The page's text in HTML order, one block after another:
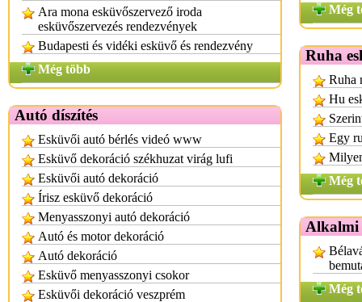
Ara mona esküvőszervező iroda
esküvőszervezés rendezvények
Budapesti és vidéki esküvő és rendezvény
Még több
Autó díszítés
Esküvői autó bérlés videó www
Esküvő dekoráció székhuzat virág lufi
Esküvői autó dekoráció
Írisz esküvő dekoráció
Menyasszonyi autó dekoráció
Autó és motor dekoráció
Autó dekoráció
Esküvő menyasszonyi csokor
Esküvői dekoráció veszprém
Még
Ruha
Ruha
Hu
Egy
Még
Alkalmi
Még